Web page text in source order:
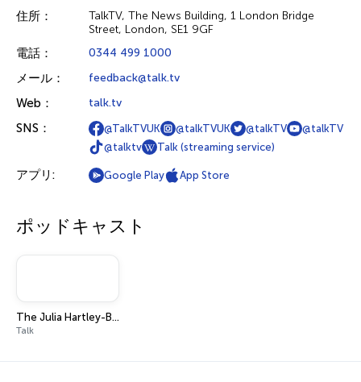
住所：
TalkTV, The News Building, 1 London Bridge
Street, London, SE1 9GF
電話： 0344 499 1000
メール： feedback@talk.tv
Web： talk.tv
SNS： @TalkTVUK @talkTVUK @talkTV
@talkTV
@talktv
Talk (streaming service)
アプリ: Google Play App Store
ポッドキャスト
The Julia Hartley-Brewer Show
Talk